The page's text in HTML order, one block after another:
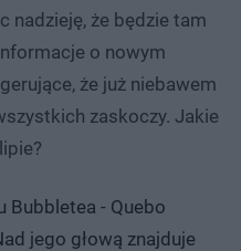
nadzieję, że będzie tam
o nowym
że już niebawem
zaskoczy. Jakie
Bubbletea - Quebo
jego głową znajduje